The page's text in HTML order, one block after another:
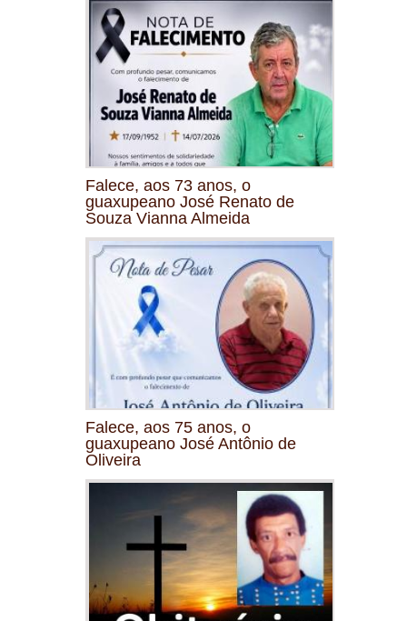
Falece, aos 73 anos, o
guaxupeano José Renato de
Souza Vianna Almeida
Falece, aos 75 anos, o
guaxupeano José Antônio de
Oliveira